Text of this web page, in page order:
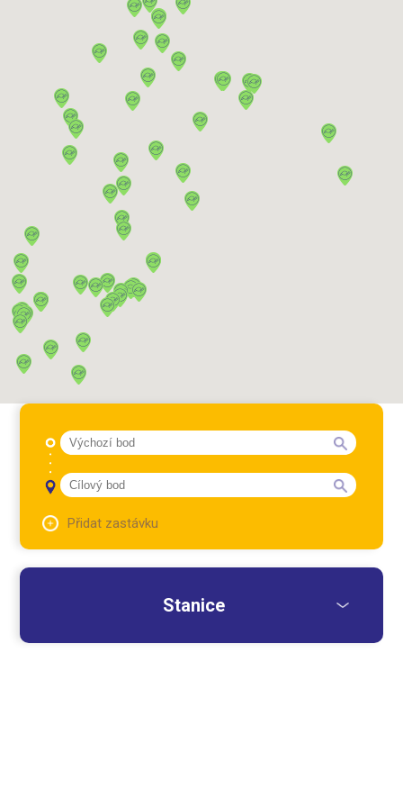
Přidat zastávku
Stanice